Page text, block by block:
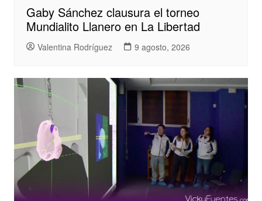
Gaby Sánchez clausura el torneo
Mundialito Llanero en La Libertad
Valentina Rodríguez 9 agosto, 2026